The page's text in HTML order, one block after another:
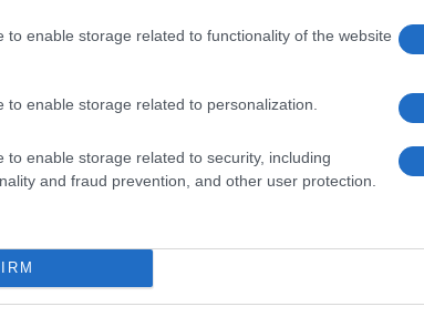
to enable storage related to functionality of the website
to enable storage related to personalization.
to enable storage related to security, including
and fraud prevention, and other user protection.